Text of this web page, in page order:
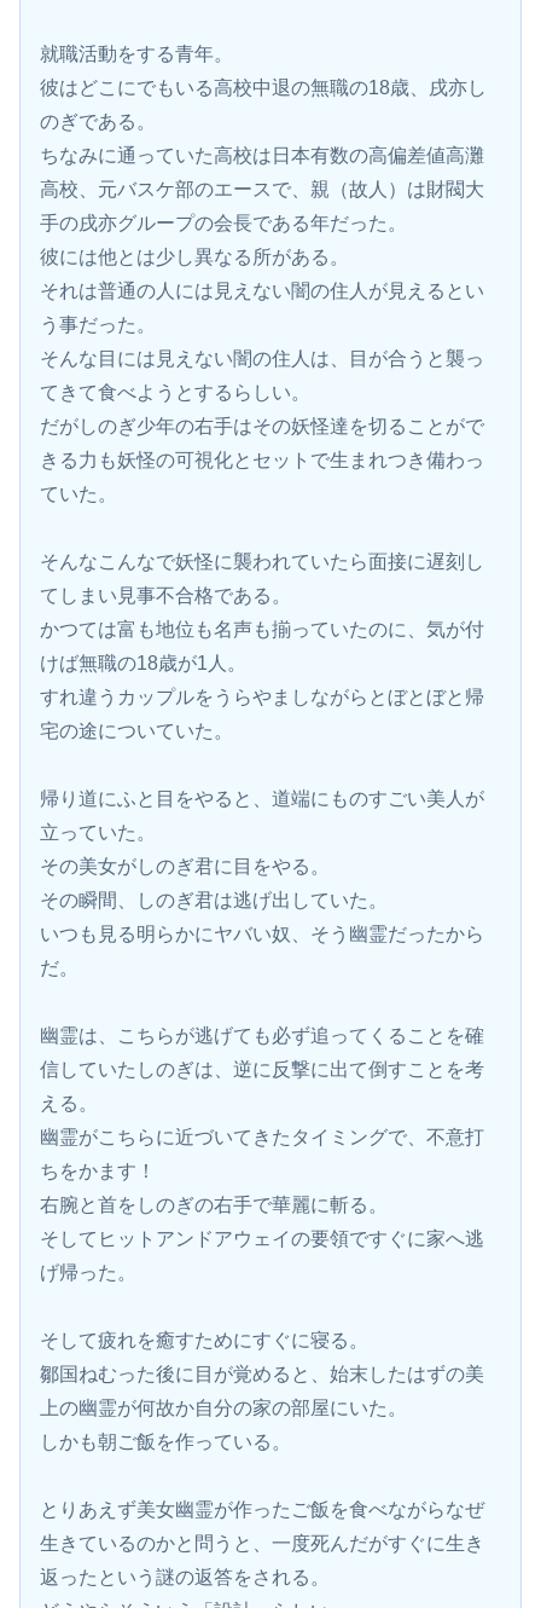
就職活動をする青年。
彼はどこにでもいる高校中退の無職の18歳、戌亦し
のぎである。
ちなみに通っていた高校は日本有数の高偏差値高灘
高校、元バスケ部のエースで、親（故人）は財閥大
手の戌亦グループの会長である年だった。
彼には他とは少し異なる所がある。
それは普通の人には見えない闇の住人が見えるとい
う事だった。
そんな目には見えない闇の住人は、目が合うと襲っ
てきて食べようとするらしい。
だがしのぎ少年の右手はその妖怪達を切ることがで
きる力も妖怪の可視化とセットで生まれつき備わっ
ていた。
そんなこんなで妖怪に襲われていたら面接に遅刻し
てしまい見事不合格である。
かつては富も地位も名声も揃っていたのに、気が付
けば無職の18歳が1人。
すれ違うカップルをうらやましながらとぼとぼと帰
宅の途についていた。
帰り道にふと目をやると、道端にものすごい美人が
立っていた。
その美女がしのぎ君に目をやる。
その瞬間、しのぎ君は逃げ出していた。
いつも見る明らかにヤバい奴、そう幽霊だったから
だ。
幽霊は、こちらが逃げても必ず追ってくることを確
信していたしのぎは、逆に反撃に出て倒すことを考
える。
幽霊がこちらに近づいてきたタイミングで、不意打
ちをかます！
右腕と首をしのぎの右手で華麗に斬る。
そしてヒットアンドアウェイの要領ですぐに家へ逃
げ帰った。
そして疲れを癒すためにすぐに寝る。
鄒国ねむった後に目が覚めると、始末したはずの美
上の幽霊が何故か自分の家の部屋にいた。
しかも朝ご飯を作っている。
とりあえず美女幽霊が作ったご飯を食べながらなぜ
生きているのかと問うと、一度死んだがすぐに生き
返ったという謎の返答をされる。